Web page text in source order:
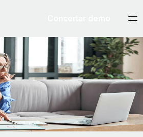
y en el
Pipe
5 de febrero de 2025